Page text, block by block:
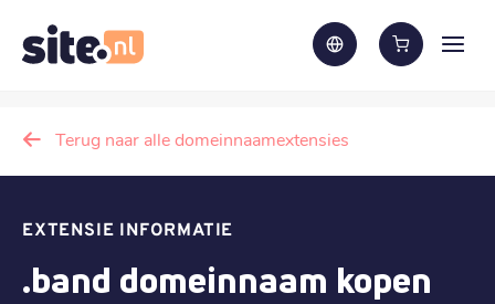
Terug naar alle domeinnaamextensies
EXTENSIE INFORMATIE
.band domeinnaam kopen